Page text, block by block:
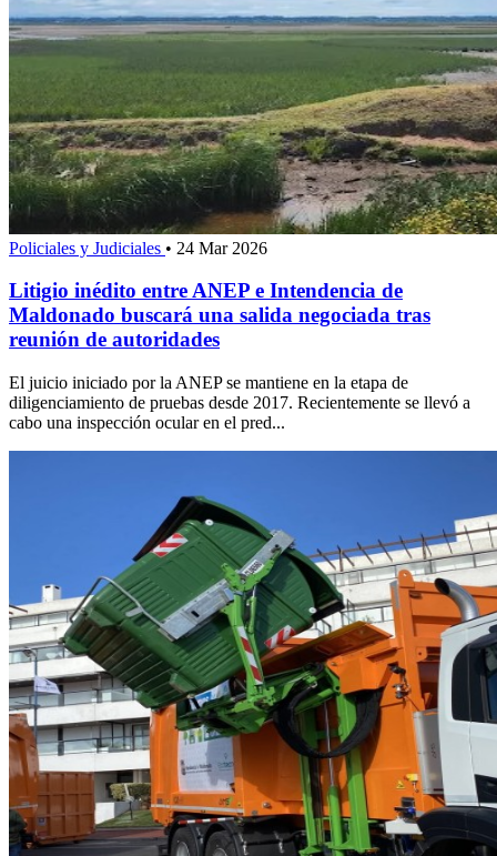
Policiales y Judiciales • 24 Mar 2026
Litigio inédito entre ANEP e Intendencia de
Maldonado buscará una salida negociada tras
reunión de autoridades
El juicio iniciado por la ANEP se mantiene en la etapa de
diligenciamiento de pruebas desde 2017. Recientemente se llevó a
cabo una inspección ocular en el pred...